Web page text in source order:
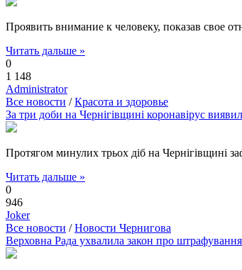
Проявить внимание к человеку, показав свое
Читать дальше »
0
1 148
Administrator
Все новости /Красота и здоровье
За три доби на Чернігівщині коронавірус
Протягом минулих трьох діб на Чернігівщині
Читать дальше »
0
946
Joker
Все новости /Новости Чернигова
Верховна Рада ухвалила закон про